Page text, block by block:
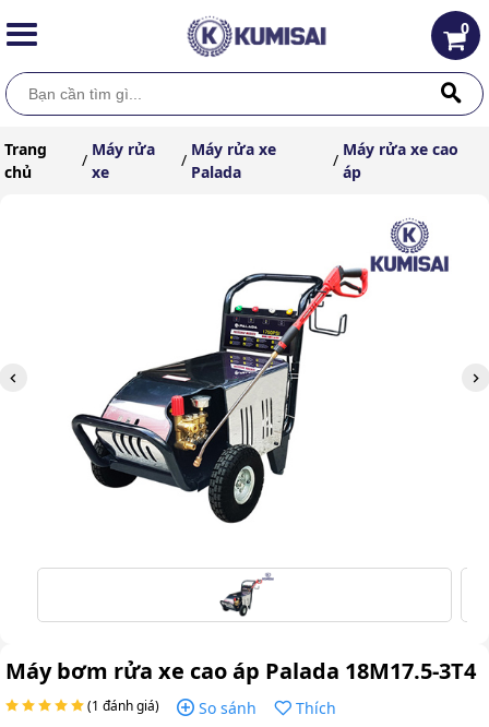
0
Trang
chủ
/
Máy rửa
xe
/
Máy rửa xe
Palada
/
Máy rửa xe cao
áp
Máy bơm rửa xe cao áp Palada 18M17.5-3T4
(1 đánh giá) So sánh
Thích